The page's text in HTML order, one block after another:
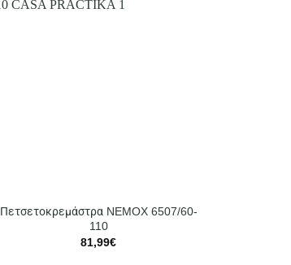
Πετσετοκρεμάστρα NEMOX 6507/60-
110
81,99€